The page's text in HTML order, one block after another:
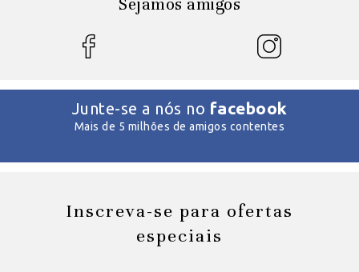
Sejamos amigos
Junte-se a nós no facebook
Mais de 5 milhões de amigos contentes
Inscreva-se para ofertas
especiais